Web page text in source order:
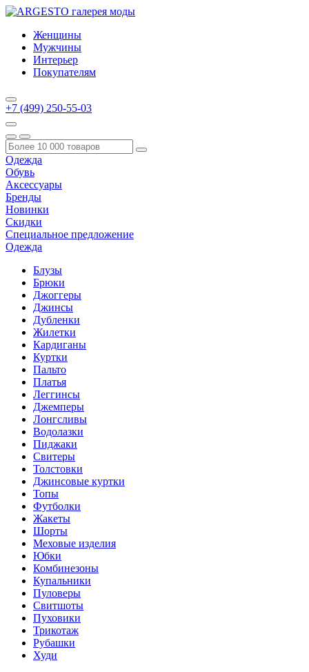
Женщины
Мужчины
Интерьер
Покупателям
+7 (499) 250-55-03
Одежда
Обувь
Аксессуары
Бренды
Новинки
Скидки
Специальное предложение
Одежда
Блузы
Брюки
Джоггеры
Джинсы
Дубленки
Жилетки
Кардиганы
Куртки
Пальто
Платья
Леггинсы
Джемперы
Лонгсливы
Водолазки
Пиджаки
Свитеры
Толстовки
Джинсовые куртки
Топы
Футболки
Жакеты
Шорты
Меховые изделия
Юбки
Комбинезоны
Купальники
Пуловеры
Свитшоты
Пуховики
Трикотаж
Рубашки
Худи